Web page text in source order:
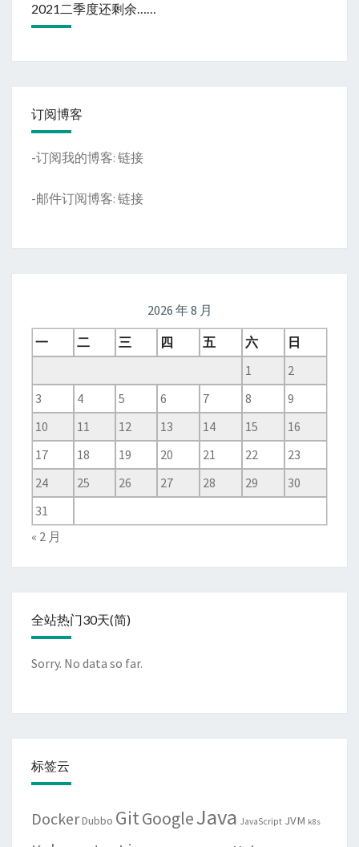
2021二季度还剩余……
订阅博客
-订阅我的博客: 链接
-邮件订阅博客: 链接
2026 年 8 月
一
二 三 四 五 六
日
1
2
3
4 5 6 7 8
9
10
11 12 13 14 15
16
17
18 19 20 21 22
23
24
25 26 27 28 29
30
31
« 2 月
全站热门30天(简)
Sorry. No data so far.
标签云
DockerDubbo GitGoogleJava JavaScript JVM k8s